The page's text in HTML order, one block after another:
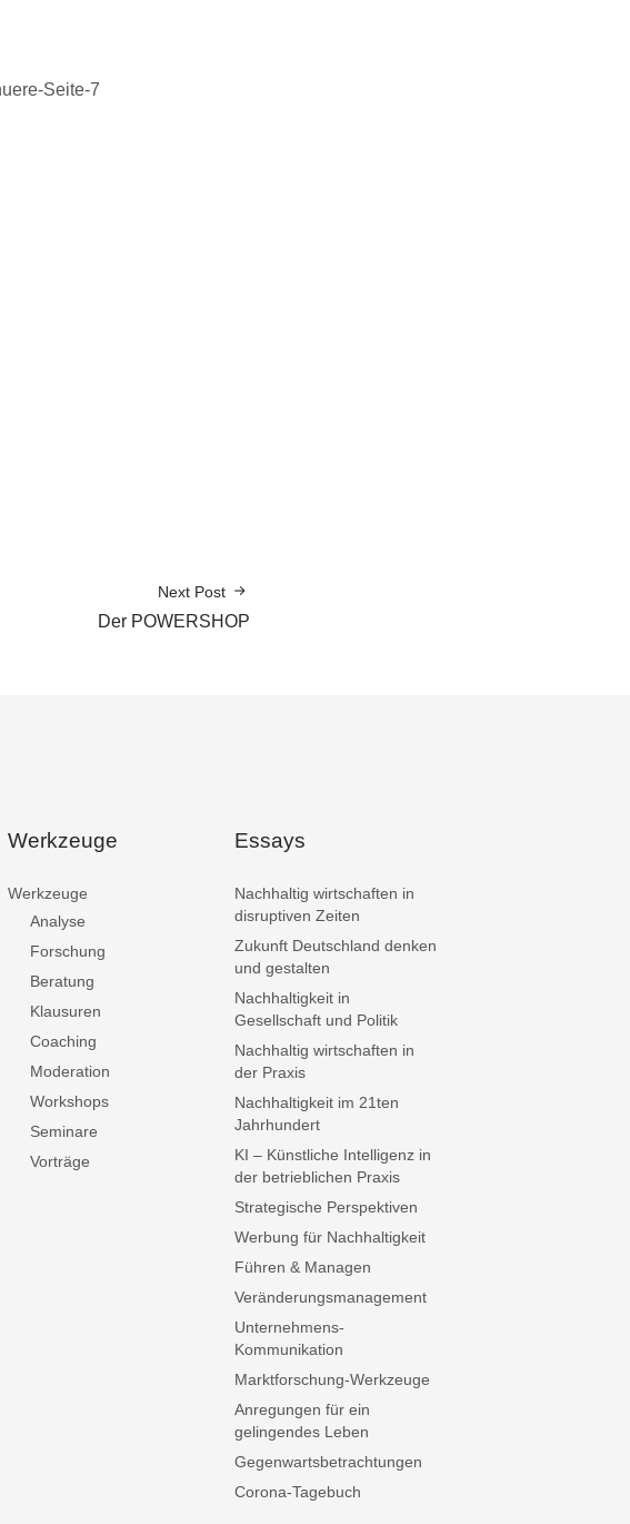
Next Post
Der POWERSHOP
Werkzeuge
Werkzeuge
Analyse
Forschung
Beratung
Klausuren
Coaching
Moderation
Workshops
Seminare
Vorträge
Essays
Nachhaltig wirtschaften in
disruptiven Zeiten
Zukunft Deutschland denken
und gestalten
Nachhaltigkeit in
Gesellschaft und Politik
Nachhaltig wirtschaften in
der Praxis
Nachhaltigkeit im 21ten
Jahrhundert
KI – Künstliche Intelligenz in
der betrieblichen Praxis
Strategische Perspektiven
Werbung für Nachhaltigkeit
Führen & Managen
Veränderungsmanagement
Unternehmens-
Kommunikation
Marktforschung-Werkzeuge
Anregungen für ein
gelingendes Leben
Gegenwartsbetrachtungen
Corona-Tagebuch